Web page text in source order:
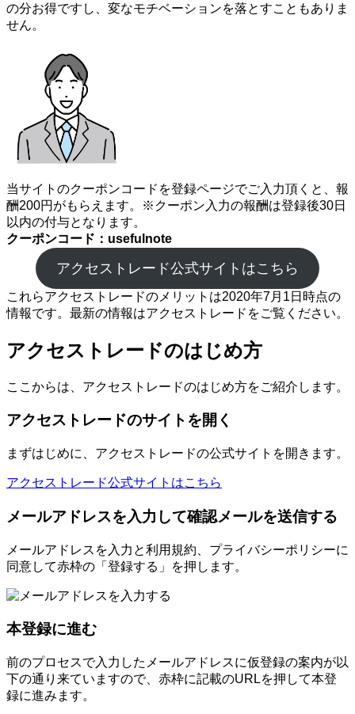
の分お得ですし、変なモチベーションを落とすこともありま
せん。
当サイトのクーポンコードを登録ページでご入力頂くと、報
酬200円がもらえます。※クーポン入力の報酬は登録後30日
以内の付与となります。
クーポンコード：usefulnote
アクセストレード公式サイトはこちら
これらアクセストレードのメリットは2020年7月1日時点の
情報です。最新の情報はアクセストレードをご覧ください。
アクセストレードのはじめ方
ここからは、アクセストレードのはじめ方をご紹介します。
アクセストレードのサイトを開く
まずはじめに、アクセストレードの公式サイトを開きます。
アクセストレード公式サイトはこちら
メールアドレスを入力して確認メールを送信する
メールアドレスを入力と利用規約、プライバシーポリシーに
同意して赤枠の「登録する」を押します。
本登録に進む
前のプロセスで入力したメールアドレスに仮登録の案内が以
下の通り来ていますので、赤枠に記載のURLを押して本登
録に進みます。